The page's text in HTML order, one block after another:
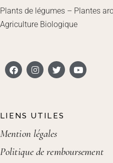
Plants de légumes – Plantes
Agriculture Biologique
LIENS UTILES
Mention légales
Politique de remboursement